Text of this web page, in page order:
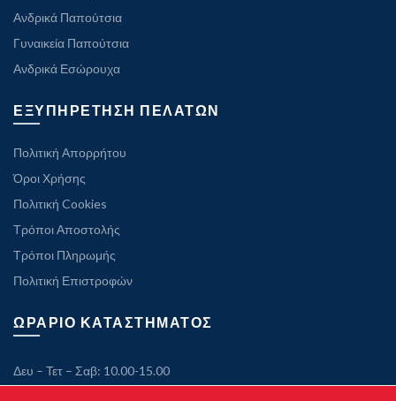
Ανδρικά Παπούτσια
Γυναικεία Παπούτσια
Ανδρικά Εσώρουχα
ΕΞΥΠΗΡΕΤΗΣΗ ΠΕΛΑΤΩΝ
Πολιτική Απορρήτου
Όροι Χρήσης
Πολιτική Cookies
Τρόποι Αποστολής
Τρόποι Πληρωμής
Πολιτική Επιστροφών
ΩΡΑΡΙΟ ΚΑΤΑΣΤΗΜΑΤΟΣ
Δευ – Τετ – Σαβ: 10.00-15.00